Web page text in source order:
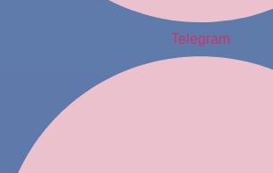
Telegram